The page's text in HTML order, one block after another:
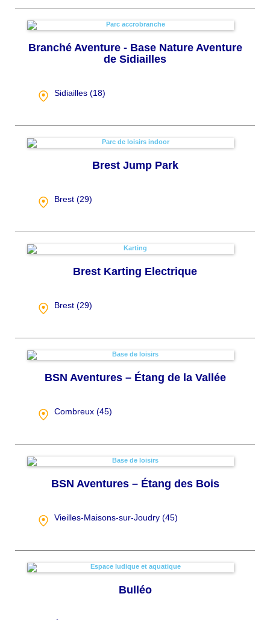
Branché Aventure - Base Nature Aventure
de Sidiailles
Sidiailles (18)
Brest Jump Park
Brest (29)
Brest Karting Electrique
Brest (29)
BSN Aventures – Étang de la Vallée
Combreux (45)
BSN Aventures – Étang des Bois
Vieilles-Maisons-sur-Joudry (45)
Bulléo